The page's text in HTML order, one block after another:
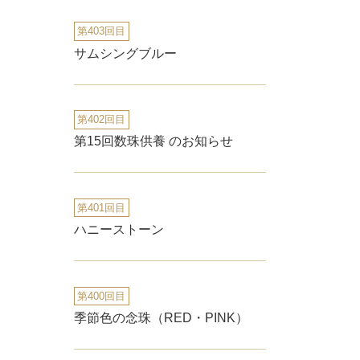
第403回目
サムシングブルー
第402回目
第15回数珠供養 のお知らせ
第401回目
ハニーストーン
第400回目
季節色の念珠（RED・PINK）